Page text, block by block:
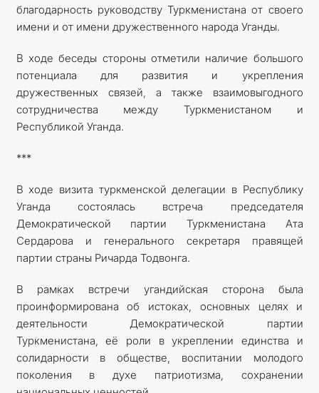
благодарность руководству Туркменистана от своего
имени и от имени дружественного народа Уганды.
В ходе беседы стороны отметили наличие большого
потенциала для развития и укрепления
дружественных связей, а также взаимовыгодного
сотрудничества между Туркменистаном и
Республикой Уганда.
***
В ходе визита туркменской делегации в Республику
Уганда состоялась встреча председателя
Демократической партии Туркменистана Ата
Сердарова и генерального секретаря правящей
партии страны Ричарда Тодвонга.
В рамках встречи угандийская сторона была
проинформирована об истоках, основных целях и
деятельности Демократической партии
Туркменистана, её роли в укреплении единства и
солидарности в обществе, воспитании молодого
поколения в духе патриотизма, сохранении